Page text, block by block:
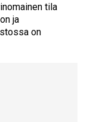
tila
ja
on